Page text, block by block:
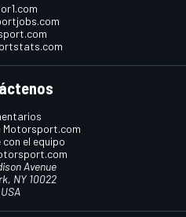
Motorsport.com
el equipo
Avenue
NY 10022
USA